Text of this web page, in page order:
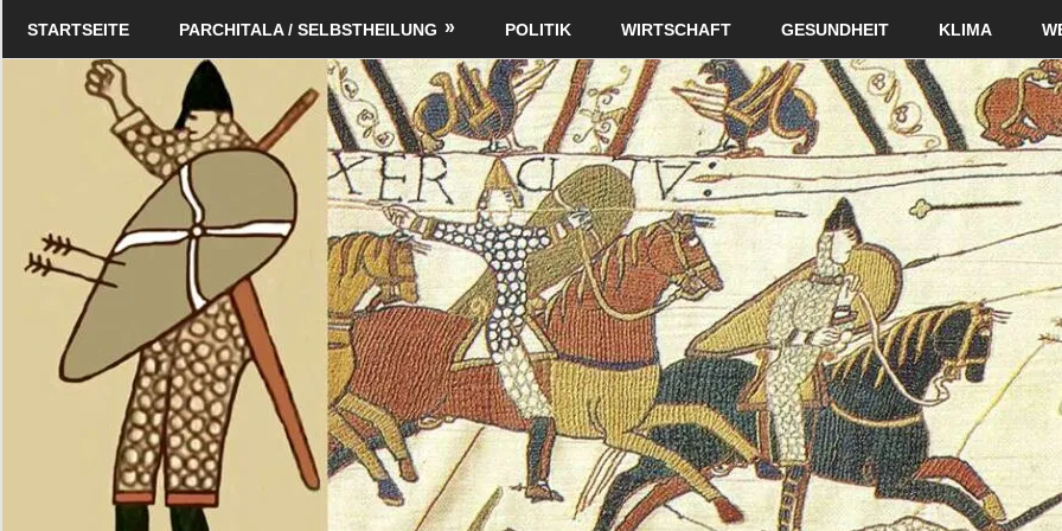
Schildverlag
STARTSEITE PARCHITALA / SELBSTHEILUNG POLITIK WIRTSCHAFT GESUNDHEIT KLIMA